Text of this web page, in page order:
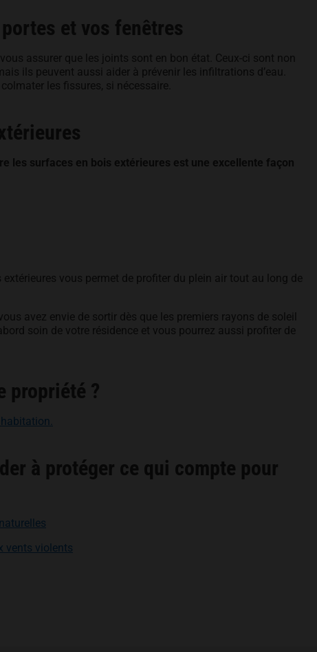
et vos fenêtres
assurer que les joints sont en bon état. Ceux-ci sont non
ils peuvent aussi aider à prévenir les infiltrations d’eau.
les fissures, si nécessaire.
les surfaces en bois extérieures est une excellente façon
vous permet de profiter du plein air tout au long de
avez envie de sortir dès que les premiers rayons de soleil
soin de votre résidence et vous pourrez aussi profiter de
propriété ?
à protéger ce qui compte pour
vents violents